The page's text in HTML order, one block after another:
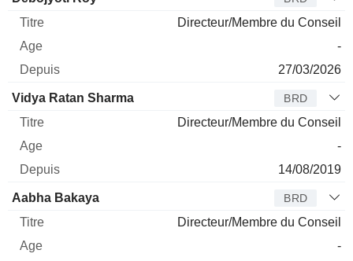
Directeur/Membre du Conseil
-
27/03/2026
Vidya Ratan Sharma BRD
Directeur/Membre du Conseil
-
14/08/2019
Aabha Bakaya BRD
Directeur/Membre du Conseil
-